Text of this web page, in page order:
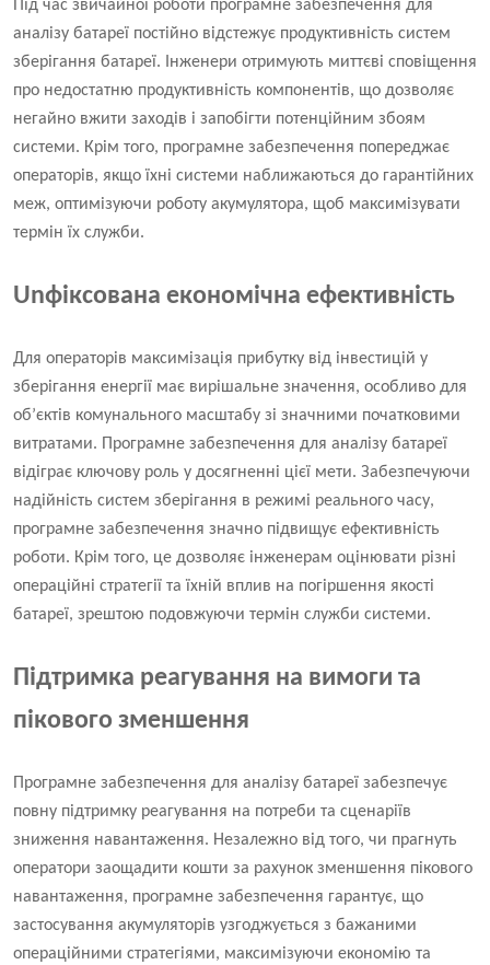
Під час звичайної роботи програмне забезпечення для
аналізу батареї постійно відстежує продуктивність систем
зберігання батареї. Інженери отримують миттєві сповіщення
про недостатню продуктивність компонентів, що дозволяє
негайно вжити заходів і запобігти потенційним збоям
системи. Крім того, програмне забезпечення попереджає
операторів, якщо їхні системи наближаються до гарантійних
меж, оптимізуючи роботу акумулятора, щоб максимізувати
термін їх служби.
Unфіксована економічна ефективність
Для операторів максимізація прибутку від інвестицій у
зберігання енергії має вирішальне значення, особливо для
об’єктів комунального масштабу зі значними початковими
витратами. Програмне забезпечення для аналізу батареї
відіграє ключову роль у досягненні цієї мети. Забезпечуючи
надійність систем зберігання в режимі реального часу,
програмне забезпечення значно підвищує ефективність
роботи. Крім того, це дозволяє інженерам оцінювати різні
операційні стратегії та їхній вплив на погіршення якості
батареї, зрештою подовжуючи термін служби системи.
Підтримка реагування на вимоги та
пікового зменшення
Програмне забезпечення для аналізу батареї забезпечує
повну підтримку реагування на потреби та сценаріїв
зниження навантаження. Незалежно від того, чи прагнуть
оператори заощадити кошти за рахунок зменшення пікового
навантаження, програмне забезпечення гарантує, що
застосування акумуляторів узгоджується з бажаними
операційними стратегіями, максимізуючи економію та